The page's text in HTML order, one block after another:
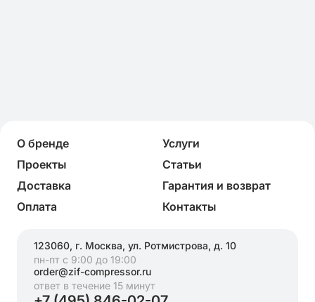
О бренде
Услуги
Проекты
Статьи
Доставка
Гарантия и возврат
Оплата
Контакты
123060, г. Москва, ул. Ротмистрова, д. 10
пн-пт с 9:00 до 19:00
order@zif-compressor.ru
ответ в течение 15 минут